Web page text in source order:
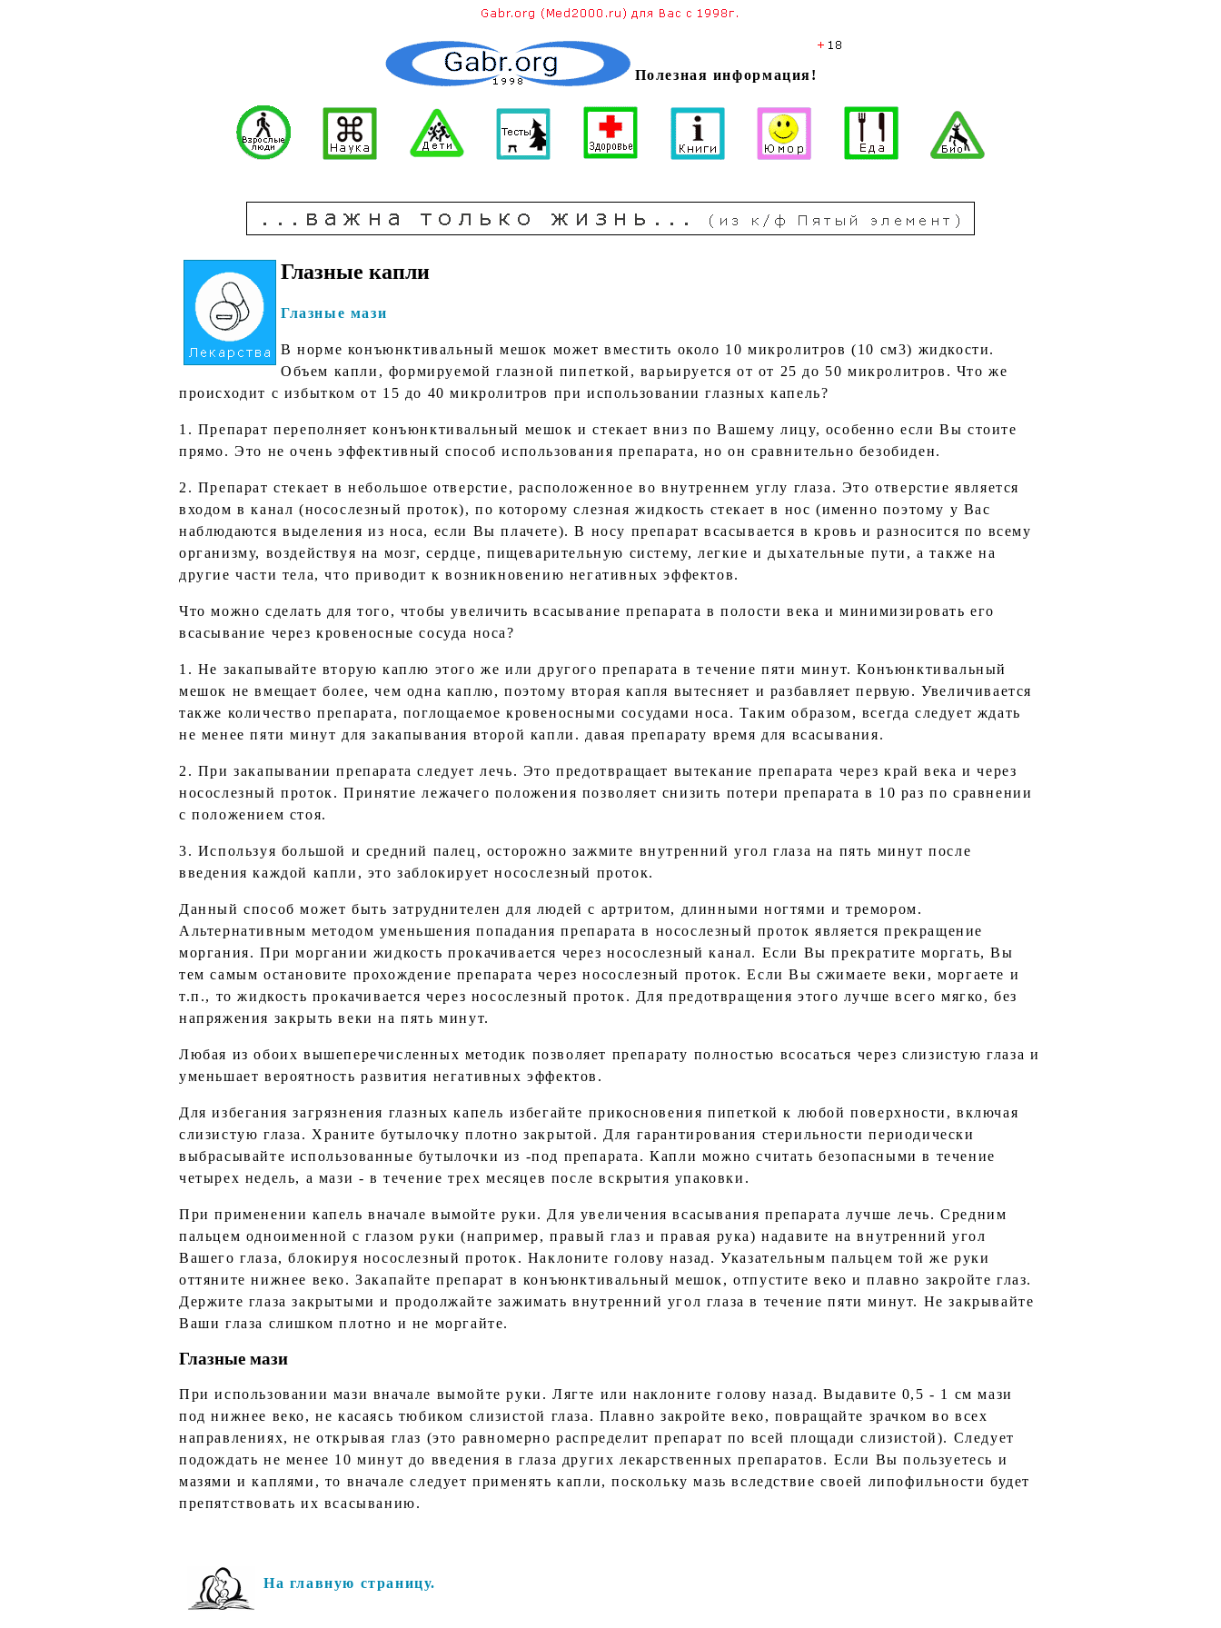
Полезная информация!
Глазные капли
Глазные мази
В норме конъюнктивальный мешок может вместить около 10 микролитров (10 см3) жидкости.
Объем капли, формируемой глазной пипеткой, варьируется от от 25 до 50 микролитров. Что же
происходит с избытком от 15 до 40 микролитров при использовании глазных капель?
1. Препарат переполняет конъюнктивальный мешок и стекает вниз по Вашему лицу, особенно если Вы стоите
прямо. Это не очень эффективный способ использования препарата, но он сравнительно безобиден.
2. Препарат стекает в небольшое отверстие, расположенное во внутреннем углу глаза. Это отверстие является
входом в канал (носослезный проток), по которому слезная жидкость стекает в нос (именно поэтому у Вас
наблюдаются выделения из носа, если Вы плачете). В носу препарат всасывается в кровь и разносится по всему
организму, воздействуя на мозг, сердце, пищеварительную систему, легкие и дыхательные пути, а также на
другие части тела, что приводит к возникновению негативных эффектов.
Что можно сделать для того, чтобы увеличить всасывание препарата в полости века и минимизировать его
всасывание через кровеносные сосуда носа?
1. Не закапывайте вторую каплю этого же или другого препарата в течение пяти минут. Конъюнктивальный
мешок не вмещает более, чем одна каплю, поэтому вторая капля вытесняет и разбавляет первую. Увеличивается
также количество препарата, поглощаемое кровеносными сосудами носа. Таким образом, всегда следует ждать
не менее пяти минут для закапывания второй капли. давая препарату время для всасывания.
2. При закапывании препарата следует лечь. Это предотвращает вытекание препарата через край века и через
носослезный проток. Принятие лежачего положения позволяет снизить потери препарата в 10 раз по сравнении
с положением стоя.
3. Используя большой и средний палец, осторожно зажмите внутренний угол глаза на пять минут после
введения каждой капли, это заблокирует носослезный проток.
Данный способ может быть затруднителен для людей с артритом, длинными ногтями и тремором.
Альтернативным методом уменьшения попадания препарата в носослезный проток является прекращение
моргания. При моргании жидкость прокачивается через носослезный канал. Если Вы прекратите моргать, Вы
тем самым остановите прохождение препарата через носослезный проток. Если Вы сжимаете веки, моргаете и
т.п., то жидкость прокачивается через носослезный проток. Для предотвращения этого лучше всего мягко, без
напряжения закрыть веки на пять минут.
Любая из обоих вышеперечисленных методик позволяет препарату полностью всосаться через слизистую глаза и
уменьшает вероятность развития негативных эффектов.
Для избегания загрязнения глазных капель избегайте прикосновения пипеткой к любой поверхности, включая
слизистую глаза. Храните бутылочку плотно закрытой. Для гарантирования стерильности периодически
выбрасывайте использованные бутылочки из -под препарата. Капли можно считать безопасными в течение
четырех недель, а мази - в течение трех месяцев после вскрытия упаковки.
При применении капель вначале вымойте руки. Для увеличения всасывания препарата лучше лечь. Средним
пальцем одноименной с глазом руки (например, правый глаз и правая рука) надавите на внутренний угол
Вашего глаза, блокируя носослезный проток. Наклоните голову назад. Указательным пальцем той же руки
оттяните нижнее веко. Закапайте препарат в конъюнктивальный мешок, отпустите веко и плавно закройте глаз.
Держите глаза закрытыми и продолжайте зажимать внутренний угол глаза в течение пяти минут. Не закрывайте
Ваши глаза слишком плотно и не моргайте.
Глазные мази
При использовании мази вначале вымойте руки. Лягте или наклоните голову назад. Выдавите 0,5 - 1 см мази
под нижнее веко, не касаясь тюбиком слизистой глаза. Плавно закройте веко, повращайте зрачком во всех
направлениях, не открывая глаз (это равномерно распределит препарат по всей площади слизистой). Следует
подождать не менее 10 минут до введения в глаза других лекарственных препаратов. Если Вы пользуетесь и
мазями и каплями, то вначале следует применять капли, поскольку мазь вследствие своей липофильности будет
препятствовать их всасыванию.
На главную страницу.